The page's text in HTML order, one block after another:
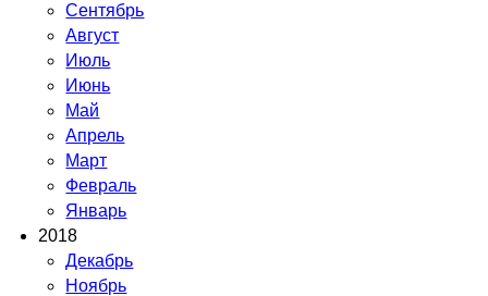
Сентябрь
Август
Июль
Июнь
Май
Апрель
Март
Февраль
Январь
2018
Декабрь
Ноябрь